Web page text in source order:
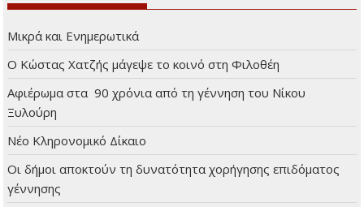
Μικρά και Ενημερωτικά
Ο Κώστας Χατζής μάγεψε το κοινό στη Φιλοθέη
Αφιέρωμα στα 90 χρόνια από τη γέννηση του Νίκου
Ξυλούρη
Νέο Κληρονομικό Δίκαιο
Οι δήμοι αποκτούν τη δυνατότητα χορήγησης επιδόματος
γέννησης